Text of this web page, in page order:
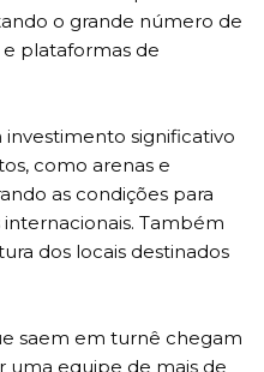
o grande número de
e plataformas de
significativo
como arenas e
as condições para
Também
dos locais destinados
saem em turnê chegam
uma equipe de mais de